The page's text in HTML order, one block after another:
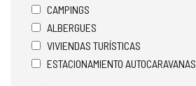
CAMPINGS
ALBERGUES
VIVIENDAS TURÍSTICAS
ESTACIONAMIENTO AUTOCARAVANAS